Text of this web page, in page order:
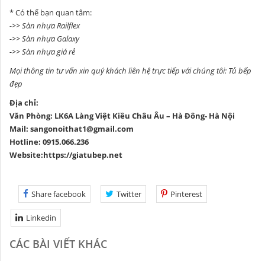
* Có thể bạn quan tâm:
->>Sàn nhựa Railflex
->>Sàn nhựa Galaxy
->>Sàn nhựa giá rẻ
Mọi thông tin tư vấn xin quý khách liên hệ trực tiếp với chúng tôi: Tủ bếp
đẹp
Địa chỉ:
Văn Phòng: LK6A Làng Việt Kiều Châu Âu – Hà Đông- Hà Nội
Mail: sangonoithat1@gmail.com
Hotline: 0915.066.236
Website:https://giatubep.net
Share facebook Twitter Pinterest
Linkedin
CÁC BÀI VIẾT KHÁC